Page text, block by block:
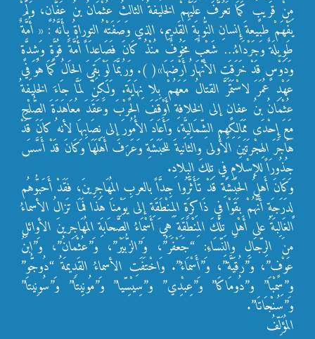
مِنْ قَريبٍ كَمَا تَعَرَّفَ عَلَيْهِمْ الخليفةُ الثالثُ عُثْمَانُ بنُ عَفَّانٍ، وَلَمْ
يَفْهَمْ طبيعةَ إِنسانِ النُّوبَةِ القَديمِ، الذي وَصَفَتْهُ التوراةُ بِأَنَّهُ : « أُمَّةٌ
طَوِيلَةٌ وَجَرْدَاءُ… شَعْبٌ مَخُوفٌ مُنْذُ كَانَ فَصَاعِدَاً أُمَّةَ قُوَّةٍ وَشِدَّةٍ
وَدَوْسٍ قَدْ خَرَقَتِ الأَنْهَارُ أَرْضَهَا»( ). وَرُبَّمَا لَوْ بَقِيَ الحَالُ كَمَا هُوَ فِي
عَهْدِ عُمَرَ لاسْتَمَرَّ القتالُ مَعَهُمْ بِلا نِهَايَةٍ. وَلَكِنْ لَمَّا جَاءَ الخليفةُ
عُثْمَانُ بنُ عفانٍ إلى الخلافةِ أَوْقَفَ الحرْبَ وَعَقَدَ مُعَاهَدَةَ الصُّلْحِ
مَعَ إِحْدَى مَمَالِكِهِم الشِّمَالِيَّةِ، وَأَعَادَ الأُمُورَ إلى نِصَابِهَا لأنهُ كاَنَ قَدْ
هَاجَرَ الهِجْرَتَينِ الأُولى والثانيةَ للحَبَشَةِ وَعَرَفَ أَهْلَهَا وَكَانَ قَدْ أَسَّسَ
جُذُورَاً للإسْلامِ فِي تِلكَ البِلادِ.
وَكَانَ أَهلُ الحَبَشَةِ قَدْ تَأَثَّرُوا جِدَّاً بالعربِ المُهَاجِرِينَ، فَقَدْ أَحَبُّوهُم
لٍدَرَجَةِ أَنَّهُمْ بَقَوْا فيِ ذَاكِرَةِ الِمِنْطَقَةِ إلى يَوْمِنَا هَذا فَمَا تَزالُ الأسماءُ
الغَالِبَةُ على أَهْلِ تِلْكَ المِنْطَقَةِ هِيَ أَسْمَاءُ الصَّحَابَةِ المُهَاجِرينَ الأوائلِ
منَ الرِّجَالِ والنِّسَاءِ: “جَعْفَرُ”، وَ”الزُّبَيْر”، وَ”عُثْمَانُ”، وَ”ابنُ
عَوْفٍ”، وَ”رُقَيَّة”، وَ”أَسْمَاءُ”. وَاخْتَفَتِ الأسماءُ القَدِيمَةُ “دُوجُّو”
و”سِمْبَا” و”دُومَاكَا” وَ”عِبْدِي” و”سِيْسِّيا” وَ”مُونيِتَا” وَ”سُونِيتَا”
وَ”سُنْجَاتَا”.
المُؤَلِّفُ